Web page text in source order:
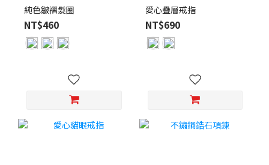
純色皺褶髮圈
NT$460
愛心疊層戒指
NT$690